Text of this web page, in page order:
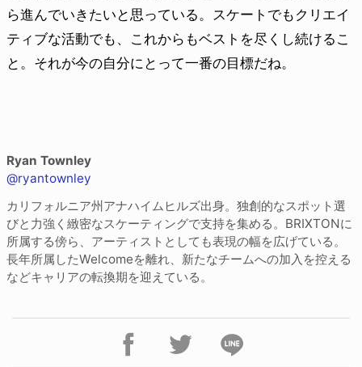
ら進んでいきたいと思っている。スケートでもクリエイ
ティブな活動でも、これからもベストを尽くし続けるこ
と。それが今の自分にとって一番の目標だね。
Ryan Townley
@ryantownley
カリフォルニア州アナハイムヒルズ出身。独創的なスポット選
びと力強く緻密なスケーティングで支持を集める。BRIXTONに
所属する傍ら、アーティストとしても表現の幅を広げている。
長年所属したWelcomeを離れ、新たなチームへの加入を控える
などキャリアの転換期を迎えている。